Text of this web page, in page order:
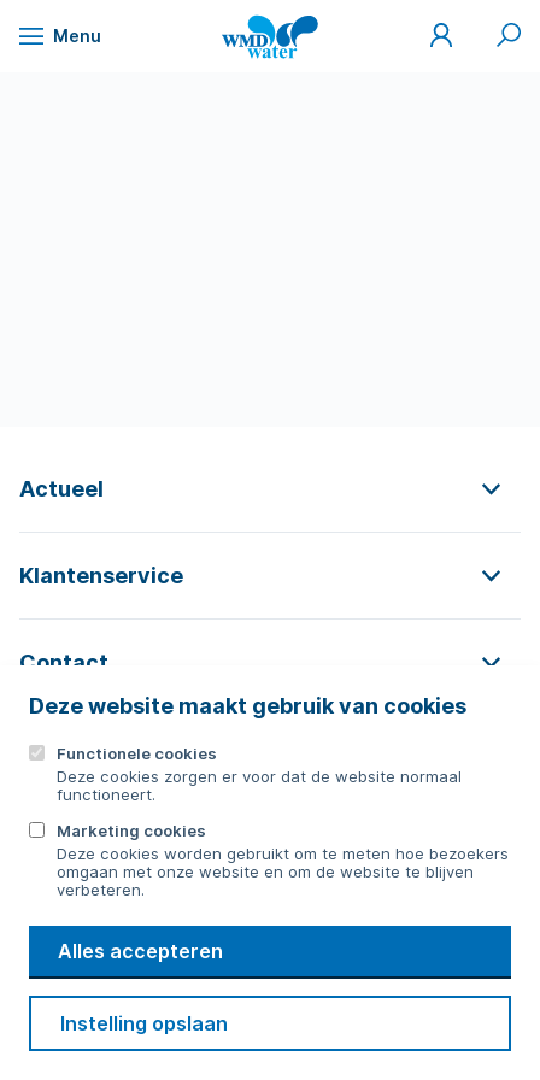
Naar
Deze website maakt gebruik van cookies
Functionele cookies
Deze cookies zorgen er voor dat de website normaal
functioneert.
Marketing cookies
Deze cookies worden gebruikt om te meten hoe bezoekers
omgaan met onze website en om de website te blijven
verbeteren.
Alles accepteren
Instelling opslaan
Menu
WMD
Drinkwater
Mijn
WMD
Zoek
Actueel
Klantenservice
Contact
Contact
Bericht sturen
WMD
Drinkwater
Cookie voorkeuren
Privacy Disclaimer